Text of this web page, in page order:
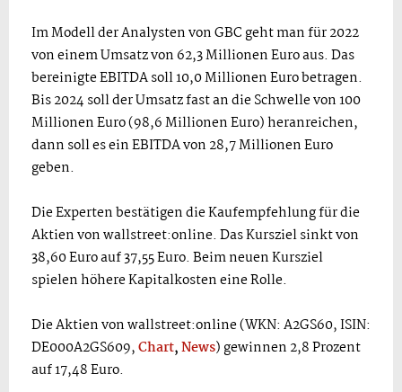
Im Modell der Analysten von GBC geht man für 2022
von einem Umsatz von 62,3 Millionen Euro aus. Das
bereinigte EBITDA soll 10,0 Millionen Euro betragen.
Bis 2024 soll der Umsatz fast an die Schwelle von 100
Millionen Euro (98,6 Millionen Euro) heranreichen,
dann soll es ein EBITDA von 28,7 Millionen Euro
geben.
Die Experten bestätigen die Kaufempfehlung für die
Aktien von wallstreet:online. Das Kursziel sinkt von
38,60 Euro auf 37,55 Euro. Beim neuen Kursziel
spielen höhere Kapitalkosten eine Rolle.
Die Aktien von wallstreet:online (WKN: A2GS60, ISIN:
DE000A2GS609,Chart,News) gewinnen 2,8 Prozent
auf 17,48 Euro.